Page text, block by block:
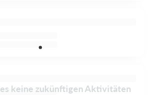
keine zukünftigen Aktivitäten